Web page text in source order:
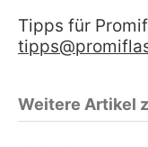
Tipps für
Weitere Artikel